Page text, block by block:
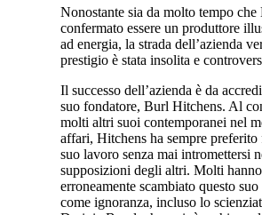
Nonostante sia da molto tempo
confermato essere un produttore
ad energia, la strada dell’azienda
prestigio è stata insolita e
Il successo dell’azienda è da
suo fondatore, Burl Hitchens. Al
molti altri suoi contemporanei nel
affari, Hitchens ha sempre preferito
suo lavoro senza mai intromettersi
supposizioni degli altri. Molti hanno
erroneamente scambiato questo
come ignoranza, incluso lo